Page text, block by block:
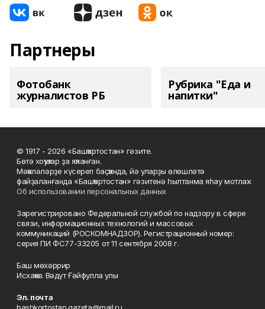
Партнеры
Фотобанк
журналистов РБ
Рубрика "Еда и
напитки"
© 1917 - 2026 «Башҡортостан» гәзите.
Бөтә хоҡуҡтар ҙа яҡланған.
Мәҡәләләрҙе күсереп баҫҡанда, йә уларҙы өлөшләтә
файҙаланғанда «Башҡортостан» гәзитенә һылтанма яһау мотлаҡ.
Об использовании персональных данных
Зарегистрировано Федеральной службой по надзору в сфере
связи, информационных технологий и массовых
коммуникаций (РОСКОМНАДЗОР). Регистрационный номер:
серия ПИ ФС77-33205 от 11 сентября 2008 г.
Баш мөхәррир
Исхаҡов Вәдүт Ғәйфулла улы
Эл. почта